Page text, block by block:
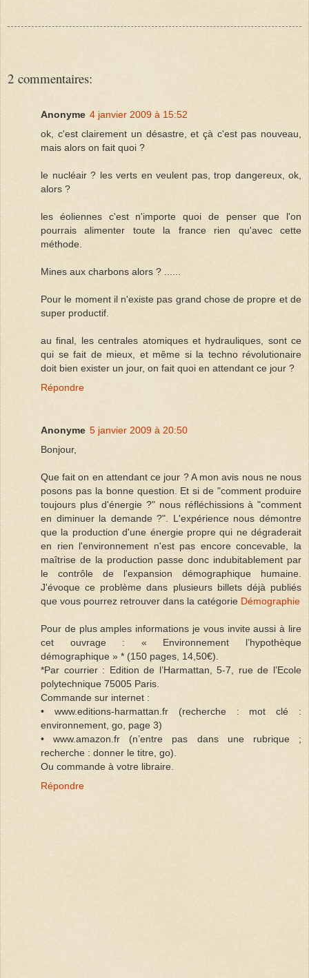
2 commentaires:
Anonyme 4 janvier 2009 à 15:52
ok, c'est clairement un désastre, et çà c'est pas nouveau,
mais alors on fait quoi ?
le nucléair ? les verts en veulent pas, trop dangereux, ok,
alors ?
les éoliennes c'est n'importe quoi de penser que l'on
pourrais alimenter toute la france rien qu'avec cette
méthode.
Mines aux charbons alors ? ......
Pour le moment il n'existe pas grand chose de propre et de
super productif.
au final, les centrales atomiques et hydrauliques, sont ce
qui se fait de mieux, et même si la techno révolutionaire
doit bien exister un jour, on fait quoi en attendant ce jour ?
Répondre
Anonyme 5 janvier 2009 à 20:50
Bonjour,
Que fait on en attendant ce jour ? A mon avis nous ne nous
posons pas la bonne question. Et si de "comment produire
toujours plus d'énergie ?" nous réfléchissions à "comment
en diminuer la demande ?". L'expérience nous démontre
que la production d'une énergie propre qui ne dégraderait
en rien l'environnement n'est pas encore concevable, la
maîtrise de la production passe donc indubitablement par
le contrôle de l'expansion démographique humaine.
J'évoque ce problème dans plusieurs billets déjà publiés
que vous pourrez retrouver dans la catégorie Démographie
Pour de plus amples informations je vous invite aussi à lire
cet ouvrage : « Environnement l’hypothèque
démographique » * (150 pages, 14,50€).
*Par courrier : Edition de l’Harmattan, 5-7, rue de l’Ecole
polytechnique 75005 Paris.
Commande sur internet :
• www.editions-harmattan.fr (recherche : mot clé :
environnement, go, page 3)
• www.amazon.fr (n’entre pas dans une rubrique ;
recherche : donner le titre, go).
Ou commande à votre libraire.
Répondre